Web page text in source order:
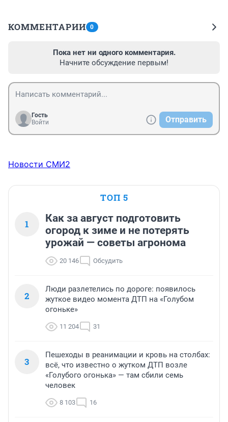
КОММЕНТАРИИ 0
Пока нет ни одного комментария.
Начните обсуждение первым!
Гость
Войти
Отправить
Новости СМИ2
ТОП 5
1
Как за август подготовить
огород к зиме и не потерять
урожай — советы агронома
20 146 Обсудить
2
Люди разлетелись по дороге: появилось
жуткое видео момента ДТП на «Голубом
огоньке»
11 204 31
3
Пешеходы в реанимации и кровь на столбах:
всё, что известно о жутком ДТП возле
«Голубого огонька» — там сбили семь
человек
8 103 16